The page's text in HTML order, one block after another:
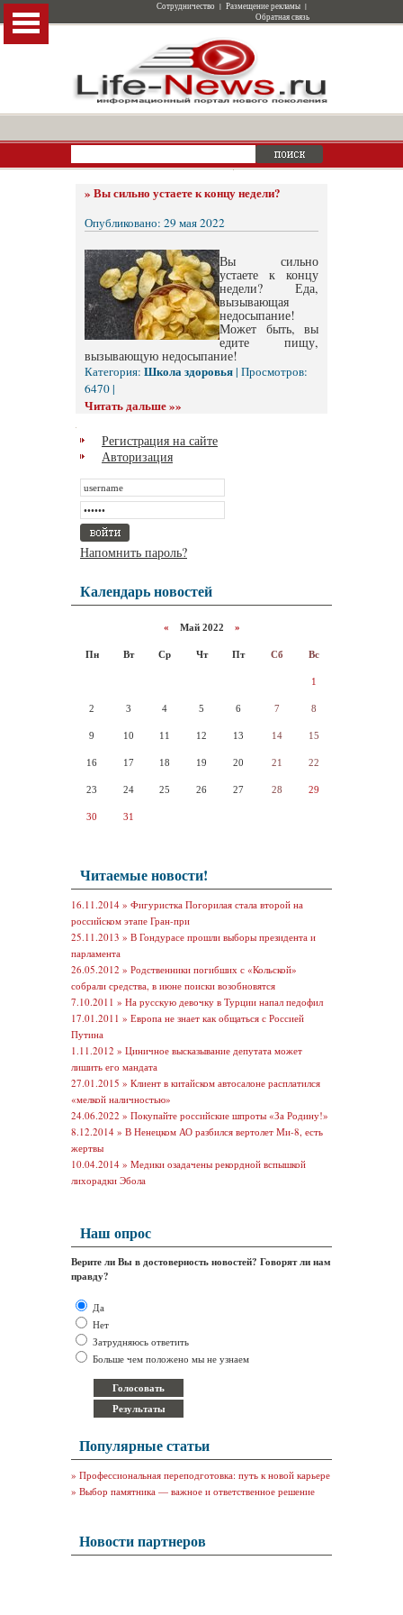
Сотрудничество | Размещение рекламы |
Обратная связь
» Вы сильно устаете к концу недели?
Опубликовано: 29 мая 2022
Вы сильно
устаете к концу
недели? Еда,
вызывающая
недосыпание!
Может быть, вы
едите пищу,
вызывающую недосыпание!
Категория: Школа здоровья| Просмотров:
6470 |
Читать дальше »»
Регистрация на сайте
Авторизация
Напомнить пароль?
Календарь новостей
« Май 2022 »
Пн Вт Ср Чт Пт Сб Вс
1
2 3 4 5 6 7 8
9 10 11 12 13 14 15
16 17 18 19 20 21 22
23 24 25 26 27 28 29
30 31
Читаемые новости!
16.11.2014 » Фигуристка Погорилая стала второй на
российском этапе Гран-при
25.11.2013 » В Гондурасе прошли выборы президента и
парламента
26.05.2012 » Родственники погибших с «Кольской»
собрали средства, в июне поиски возобновятся
7.10.2011 » На русскую девочку в Турции напал педофил
17.01.2011 » Европа не знает как общаться с Россией
Путина
1.11.2012 » Циничное высказывание депутата может
лишить его мандата
27.01.2015 » Клиент в китайском автосалоне расплатился
«мелкой наличностью»
24.06.2022 » Покупайте российские шпроты «За Родину!»
8.12.2014 » В Ненецком АО разбился вертолет Ми-8, есть
жертвы
10.04.2014 » Медики озадачены рекордной вспышкой
лихорадки Эбола
Наш опрос
Верите ли Вы в достоверность новостей? Говорят ли нам
правду?
Да
Нет
Затрудняюсь ответить
Больше чем положено мы не узнаем
Популярные статьи
» Профессиональная переподготовка: путь к новой карьере
» Выбор памятника — важное и ответственное решение
Новости партнеров